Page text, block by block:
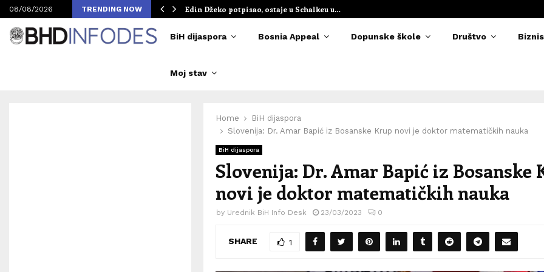
08/08/2026 TRENDING NOW
Merlinovih koncerata Edin Džeko potpisao, ostaje u Schalkeu u…
BiH dijaspora Bosnia Appeal Dopunske škole Društvo Biznis
Moj stav
Home
BiH dijaspora
Slovenija: Dr. Amar Bapić iz Bosanske Krup novi je doktor matematičkih nauka
BiH dijaspora
Slovenija: Dr. Amar Bapić iz Bosanske
novi je doktor matematičkih nauka
by Urednik BiH Info Desk 23/03/2023 0
SHARE 1